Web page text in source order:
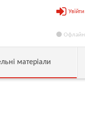
Увійти
Офлайн
матеріали